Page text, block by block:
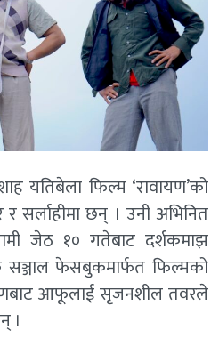
यतिबेला फिल्म ‘रावायण’को
सर्लाहीमा छन् । उनी अभिनित
जेठ १० गतेबाट दर्शकमाझ
फेसबुकमार्फत फिल्मको
आफूलाई सृजनशील तवरले
।